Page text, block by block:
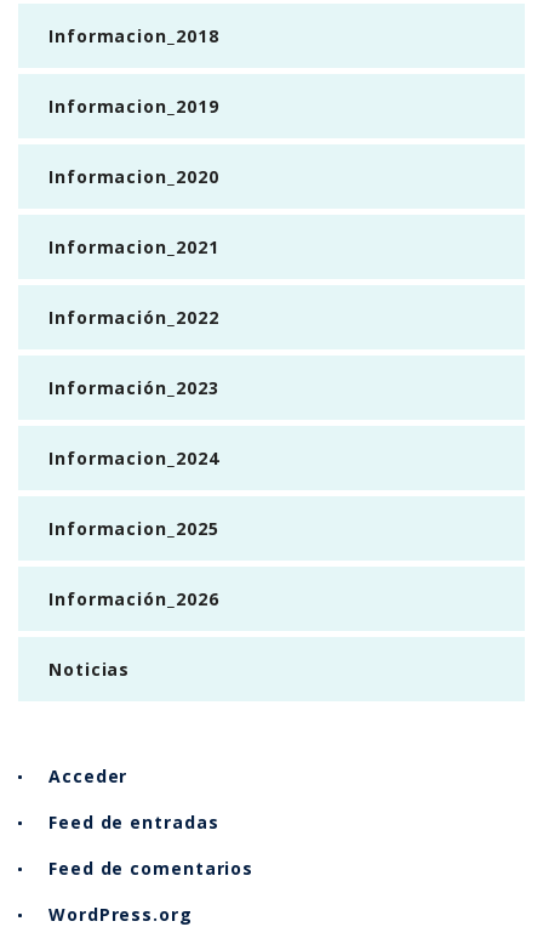
Informacion_2018
Informacion_2019
Informacion_2020
Informacion_2021
Información_2022
Información_2023
Informacion_2024
Informacion_2025
Información_2026
Noticias
Acceder
Feed de entradas
Feed de comentarios
WordPress.org